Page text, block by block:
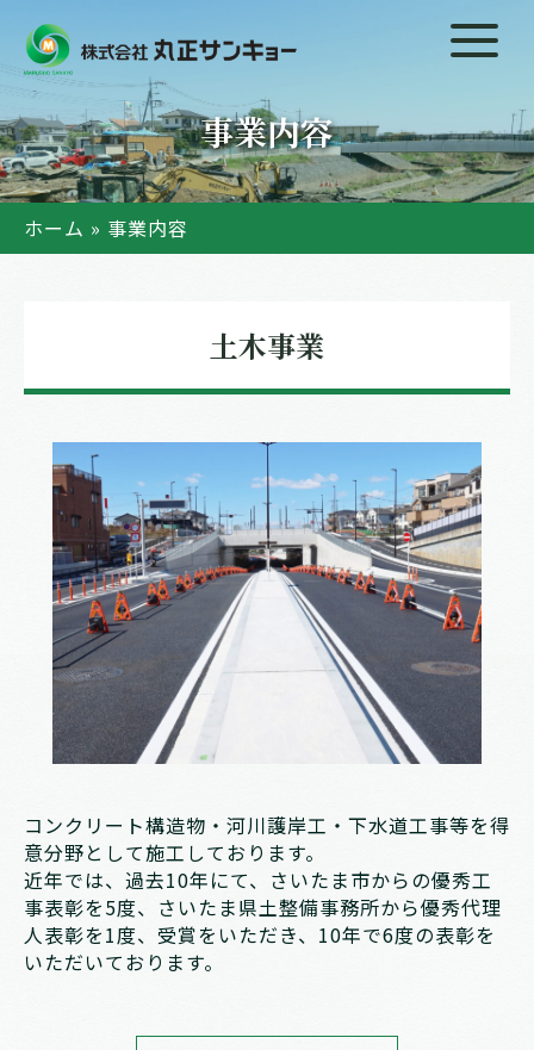
事業内容
ホーム » 事業内容
土木事業
コンクリート構造物・河川護岸工・下水道工事等を得
意分野として施工しております。
近年では、過去10年にて、さいたま市からの優秀工
事表彰を5度、さいたま県土整備事務所から優秀代理
人表彰を1度、受賞をいただき、10年で6度の表彰を
いただいております。